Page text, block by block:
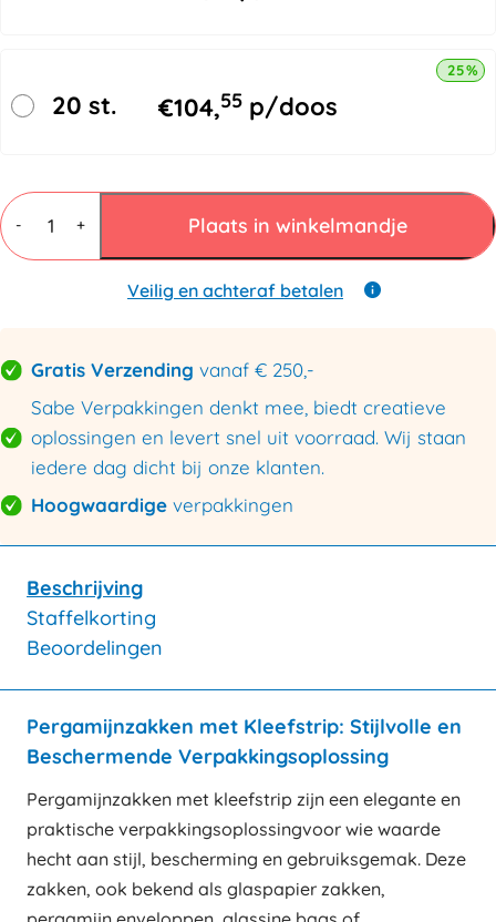
20 st. €104,55 p/doos
25%
-
Pergamijn
zakken
met
kleefstrip
200mmx250mm
+ Plaats in winkelmandje
Veilig en achteraf betalen
Gratis Verzending vanaf € 250,-
Sabe Verpakkingen denkt mee, biedt creatieve
oplossingen en levert snel uit voorraad. Wij staan
iedere dag dicht bij onze klanten.
Hoogwaardige verpakkingen
Beschrijving
Staffelkorting
Beoordelingen
Pergamijnzakken met Kleefstrip: Stijlvolle en
Beschermende Verpakkingsoplossing
Pergamijnzakken met kleefstrip zijn een elegante en
praktische verpakkingsoplossingvoor wie waarde
hecht aan stijl, bescherming en gebruiksgemak. Deze
zakken, ook bekend als glaspapier zakken,